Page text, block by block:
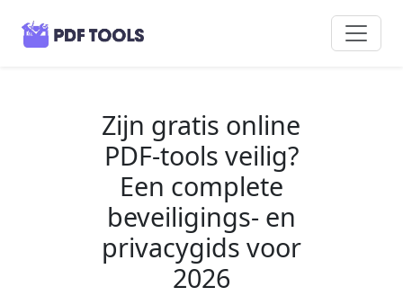
Zijn gratis online
PDF-tools veilig?
Een complete
beveiligings- en
privacygids voor
2026